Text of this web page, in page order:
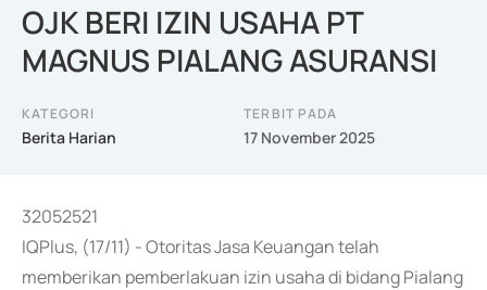
OJK BERI IZIN USAHA PT
MAGNUS PIALANG ASURANSI
KATEGORI
Berita Harian
TERBIT PADA
17 November 2025
32052521
IQPlus, (17/11) - Otoritas Jasa Keuangan telah
memberikan pemberlakuan izin usaha di bidang Pialang